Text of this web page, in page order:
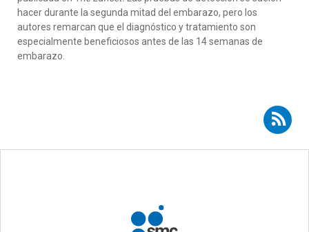
hacer durante la segunda mitad del embarazo, pero los
autores remarcan que el diagnóstico y tratamiento son
especialmente beneficiosos antes de las 14 semanas de
embarazo.
Suscribirse a RSS - Jardena Puder